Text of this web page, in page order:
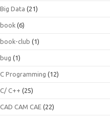
Big Data (21)
book (6)
book-club (1)
bug (1)
C Programming (12)
C/ C++ (25)
CAD CAM CAE (22)